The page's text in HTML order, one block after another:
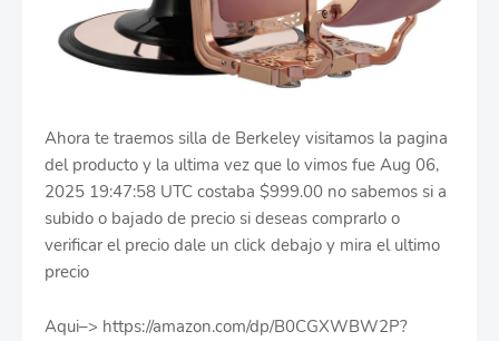
Ahora te traemos silla de Berkeley visitamos la pagina
del producto y la ultima vez que lo vimos fue Aug 06,
2025 19:47:58 UTC costaba $999.00 no sabemos si a
subido o bajado de precio si deseas comprarlo o
verificar el precio dale un click debajo y mira el ultimo
precio
Aqui–> https://amazon.com/dp/B0CGXWBW2P?